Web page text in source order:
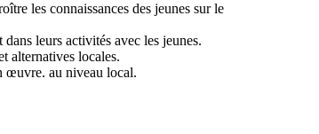
les connaissances des jeunes sur le
leurs activités avec les jeunes.
alternatives locales.
œuvre. au niveau local.